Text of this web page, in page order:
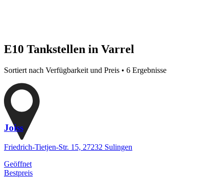
E10 Tankstellen in Varrel
Sortiert nach Verfügbarkeit und Preis • 6 Ergebnisse
Joiss
Friedrich-Tietjen-Str. 15, 27232 Sulingen
Geöffnet
Bestpreis